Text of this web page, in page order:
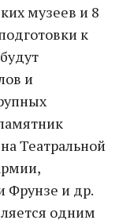
музеев и 8
к
и
Театральной
Фрунзе и др.
одним